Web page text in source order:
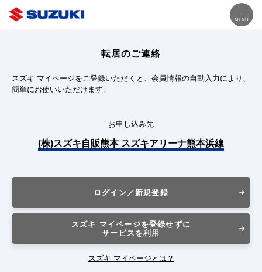
MENU
転居のご連絡
スズキ マイページをご登録いただくと、会員情報の自動入力により、
簡単にお使いいただけます。
お申し込み先
(株)スズキ自販熊本 スズキアリーナ熊本浜線
ログイン／新規登録
スズキ マイページを登録せずに
サービスを利用
スズキ マイページとは？